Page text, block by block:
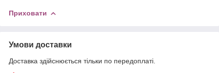
Приховати
Умови доставки
Доставка здійснюється тільки по передоплаті.